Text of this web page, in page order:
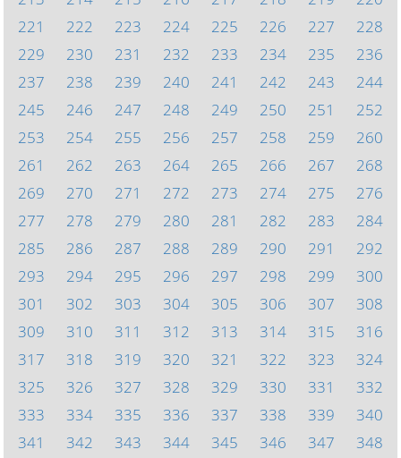
221
222 223 224 225 226 227
228
229
230 231 232 233 234 235
236
237
238 239 240 241 242 243
244
245
246 247 248 249 250 251
252
253
254 255 256 257 258 259
260
261
262 263 264 265 266 267
268
269
270 271 272 273 274 275
276
277
278 279 280 281 282 283
284
285
286 287 288 289 290 291
292
293
294 295 296 297 298 299
300
301
302 303 304 305 306 307
308
309
310 311 312 313 314 315
316
317
318 319 320 321 322 323
324
325
326 327 328 329 330 331
332
333
334 335 336 337 338 339
340
341
342 343 344 345 346 347 348